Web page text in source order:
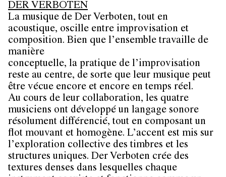
DER VERBOTEN
La musique de Der Verboten, tout en
acoustique, oscille entre improvisation et
composition. Bien que l’ensemble travaille de
manière
conceptuelle, la pratique de l’improvisation
reste au centre, de sorte que leur musique peut
être vécue encore et encore en temps réel.
Au cours de leur collaboration, les quatre
musiciens ont développé un langage sonore
résolument différencié, tout en composant un
flot mouvant et homogène. L’accent est mis sur
l’exploration collective des timbres et les
structures uniques. Der Verboten crée des
textures denses dans lesquelles chaque